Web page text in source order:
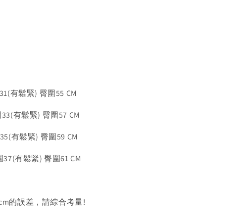
有鬆緊) 臀圍55 CM
有鬆緊) 臀圍57 CM
有鬆緊) 臀圍59 CM
有鬆緊) 臀圍61 CM
的誤差，請綜合考量!